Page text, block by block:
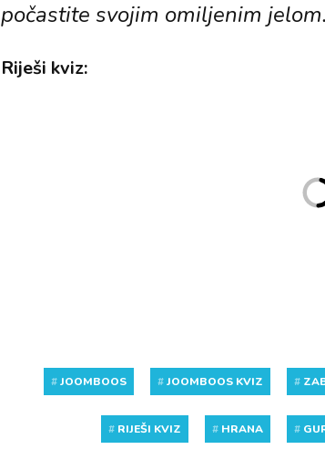
počastite svojim omiljenim
Riješi kviz:
#JOOMBOOS #JOOMBOOS KVIZ #
# RIJEŠI KVIZ # HRANA #